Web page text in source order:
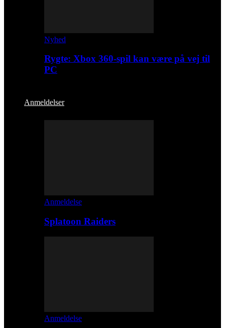
Nyhed
Rygte: Xbox 360-spil kan være på vej til
PC
Anmeldelser
Anmeldelse
Splatoon Raiders
Anmeldelse